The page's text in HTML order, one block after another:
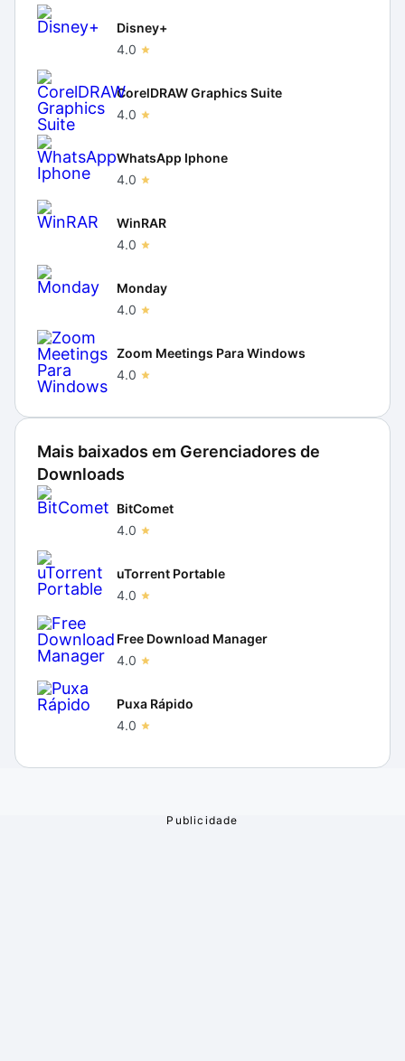
Disney+
4.0
CorelDRAW Graphics Suite
4.0
WhatsApp Iphone
4.0
WinRAR
4.0
Monday
4.0
Zoom Meetings Para Windows
4.0
Mais baixados em Gerenciadores de
Downloads
BitComet
4.0
uTorrent Portable
4.0
Free Download Manager
4.0
Puxa Rápido
4.0